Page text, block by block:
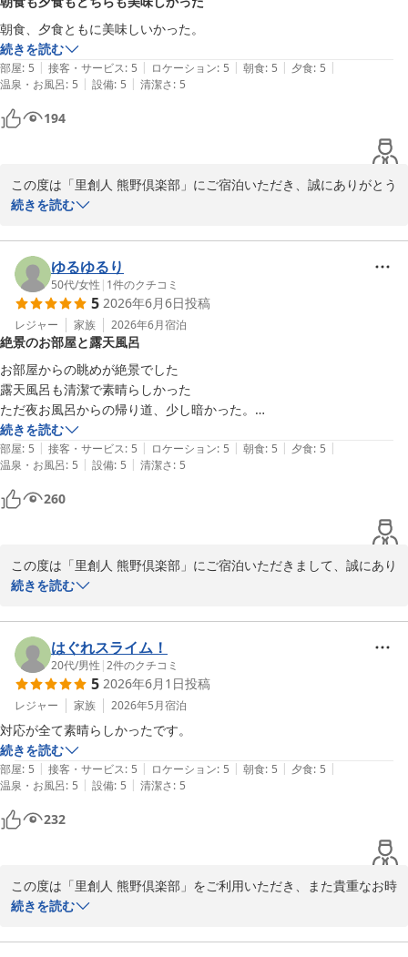
さらに、好きなときに好きなものを楽しむという自由さを感じてい
ただき、余分な料金を気にすることなくお過ごしいただけたこと
が、快適なひとときにつながったことを大変嬉しく感じておりま
す。
この度は嬉しいご感想をお聞かせいただき、誠にありがとうござい
ました。
次回も皆様にさらに快適で心に残る時間をお届けできるよう努めて
スタッフ一同、またのご来館を心よりお待ち申し上げております。
里創人 熊野倶楽部
2026-07-28
朝食、夕食ともに美味しいかった。
続きを読む
部屋: 5 | 接客・サービス: 5 | ロケーション: 5 | 朝食: 5 | 夕食: 5 |
温泉・お風呂: 5 | 設備: 5 | 清潔さ: 5
194
この度は「里創人 熊野倶楽部」にご宿泊いただき、誠にありがとう
ございました。
ッフ一同大変励みになります。お食事がご滞在の楽しみのひとつと
なりましたこと、心より嬉しく思います。
これからも素敵な時間をお届けできるよう、スタッフ一同精いっぱ
いのおもてなしを心がけてまいります。
この度は貴重なご感想をお寄せいただき、誠にありがとうございま
した。
里創人 熊野倶楽部
2026-07-06
続きを読む
ゆるゆるり
50代/女性 | 1件のクチコミ
5 2026年6月6日投稿
レジャー 家族 2026年6月宿泊
絶景のお部屋と露天風呂
お部屋からの眺めが絶景でした
露天風呂も清潔で素晴らしかった
ただ夜お風呂からの帰り道、少し暗かった。
広大な敷地なので仕方ないかな。
続きを読む
部屋: 5 | 接客・サービス: 5 | ロケーション: 5 | 朝食: 5 | 夕食: 5 |
温泉・お風呂: 5 | 設備: 5 | 清潔さ: 5
260
この度は「里創人 熊野倶楽部」にご宿泊いただきまして、誠にあり
がとうございます。
た。
熊野の豊かな自然を感じながらご滞在いただけたことは、私どもに
とって何よりの喜びです。
お部屋や露天風呂からの景色は、お客様からご好評をいただいてお
ります。
心温まるひとときを過ごしていただけたようで、とても光栄です。
しかしながら、夜間の露天風呂からのお帰り道が少し暗かったとの
特に夜間や足元の安全についてさらに配慮すべき部分であると深く
受け止めております。
安心してお過ごしいただける環境づくりのために、必要に応じて照
続きを読む
はぐれスライム！
20代/男性 |2件のクチコミ
5 2026年6月1日投稿
レジャー 家族 2026年5月宿泊
続きを読む
部屋: 5 | 接客・サービス: 5 | ロケーション: 5 | 朝食: 5 | 夕食: 5 |
温泉・お風呂: 5 | 設備: 5 | 清潔さ: 5
232
この度は「里創人 熊野倶楽部」をご利用いただき、また貴重なお時
間を割いて温かいご感想をお寄せいただきまして、誠にありがとう
続きを読む